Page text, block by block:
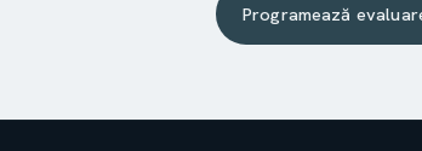
Programează